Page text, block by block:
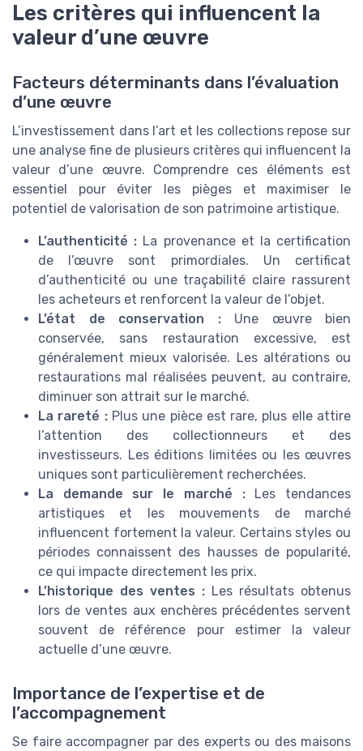
Les critères qui influencent la
valeur d’une œuvre
Facteurs déterminants dans l’évaluation
d’une œuvre
L’investissement dans l’art et les collections repose sur
une analyse fine de plusieurs critères qui influencent la
valeur d’une œuvre. Comprendre ces éléments est
essentiel pour éviter les pièges et maximiser le
potentiel de valorisation de son patrimoine artistique.
L’authenticité : La provenance et la certification
de l’œuvre sont primordiales. Un certificat
d’authenticité ou une traçabilité claire rassurent
les acheteurs et renforcent la valeur de l’objet.
L’état de conservation :Une œuvre bien
conservée, sans restauration excessive, est
généralement mieux valorisée. Les altérations ou
restaurations mal réalisées peuvent, au contraire,
diminuer son attrait sur le marché.
La rareté :Plus une pièce est rare, plus elle attire
l’attention des collectionneurs et des
investisseurs. Les éditions limitées ou les œuvres
uniques sont particulièrement recherchées.
La demande sur le marché :Les tendances
artistiques et les mouvements de marché
influencent fortement la valeur. Certains styles ou
périodes connaissent des hausses de popularité,
ce qui impacte directement les prix.
L’historique des ventes : Les résultats obtenus
lors de ventes aux enchères précédentes servent
souvent de référence pour estimer la valeur
actuelle d’une œuvre.
Importance de l’expertise et de
l’accompagnement
Se faire accompagner par des experts ou des maisons